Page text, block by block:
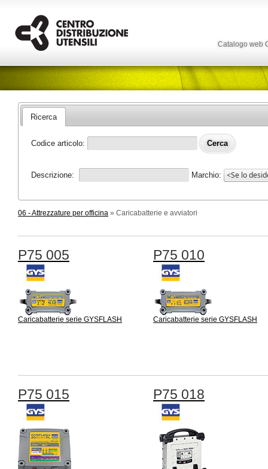
Catalogo web
Ricerca
Codice articolo:
Descrizione: Marchio:
06 - Attrezzature per officina » Caricabatterie e avviatori
P75 005
Caricabatterie serie GYSFLASH
P75 010
Caricabatterie serie GYSFLASH
P75 015 P75 018